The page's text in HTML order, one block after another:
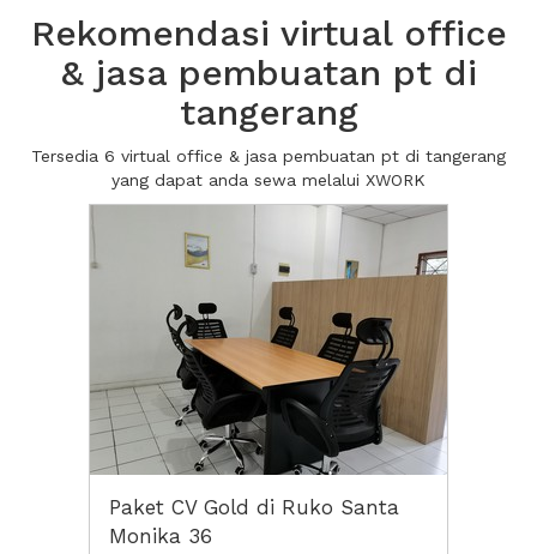
Rekomendasi virtual office
& jasa pembuatan pt di
tangerang
Tersedia 6 virtual office & jasa pembuatan pt di tangerang
yang dapat anda sewa melalui XWORK
Paket CV Gold di Ruko Santa
Monika 36